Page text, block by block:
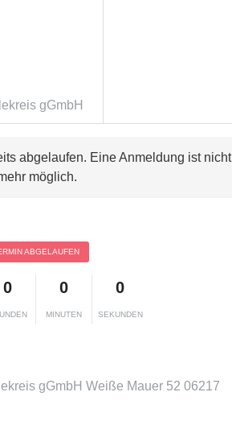
gGmbH
abgelaufen. Eine Anmeldung ist nicht
möglich.
ABGELAUFEN
0 0
MINUTEN
0
SEKUNDEN
gGmbH Weiße Mauer 52 06217